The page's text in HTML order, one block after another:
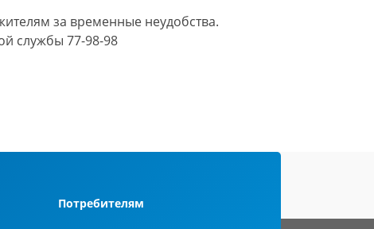
за временные неудобства.
службы 77-98-98
Потребителям